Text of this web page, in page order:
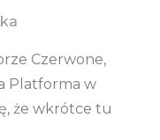
Czerwone,
Platforma w
że wkrótce tu